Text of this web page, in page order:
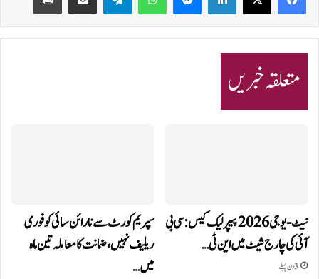
متعلقہ خبریں
نیٹ-یو جی 2026 پیپر لیک کیس: سی بی
آئی کی چارج شیٹ میں این ٹی…
3 دن پہلے
سپریم کورٹ سے نارائن سائی کو فوری
ریلیف نہیں، ضمانت کا معاملہ تین ماہ
میں…